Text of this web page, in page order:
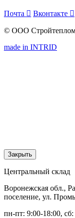
Почта  Вконтакте 
© ООО
made in INTRID
Закрыть
Центральный склад
Воронежская обл.,
поселение, ул.
пн-пт: 9:00-18:00,